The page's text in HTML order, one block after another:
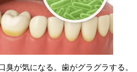
臭が気になる。歯がグラグラする。